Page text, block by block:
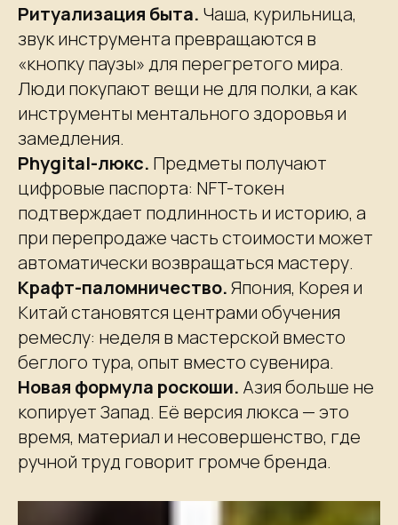
Ритуализация быта. Чаша, курильница,
звук инструмента превращаются в
«кнопку паузы» для перегретого мира.
Люди покупают вещи не для полки, а как
инструменты ментального здоровья и
замедления.
Phygital-люкс. Предметы получают
цифровые паспорта: NFT-токен
подтверждает подлинность и историю, а
при перепродаже часть стоимости может
автоматически возвращаться мастеру.
Крафт-паломничество.Япония, Корея и
Китай становятся центрами обучения
ремеслу: неделя в мастерской вместо
беглого тура, опыт вместо сувенира.
Новая формула роскоши. Азия больше не
копирует Запад. Её версия люкса — это
время, материал и несовершенство, где
ручной труд говорит громче бренда.